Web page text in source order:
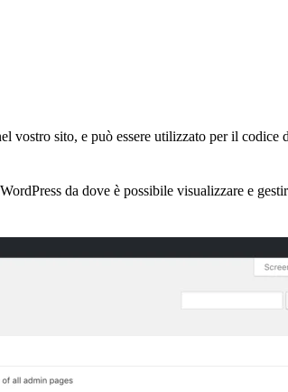
vostro sito, e può essere utilizzato per il codice
da dove è possibile visualizzare e